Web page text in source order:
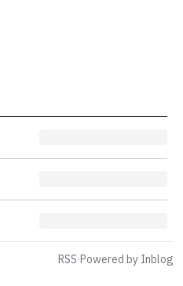
RSS·Powered by Inblog